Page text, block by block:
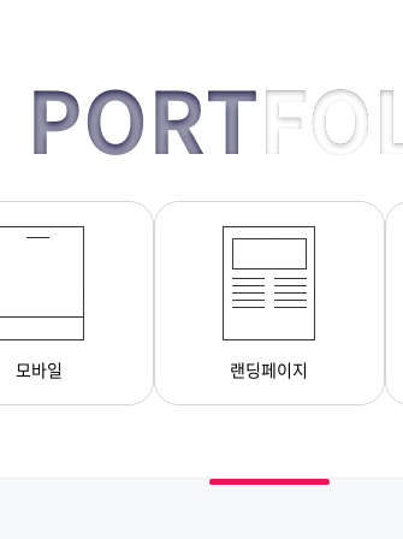
PORT
모바일 랜딩페이지